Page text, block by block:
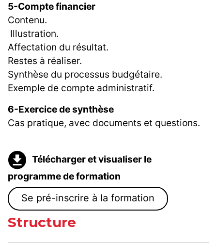
5-Compte financier
Contenu.
Illustration.
Affectation du résultat.
Restes à réaliser.
Synthèse du processus budgétaire.
Exemple de compte administratif.
6-Exercice de synthèse
Cas pratique, avec documents et questions.
Télécharger et visualiser le
programme de formation
Se pré-inscrire à la formation
Structure